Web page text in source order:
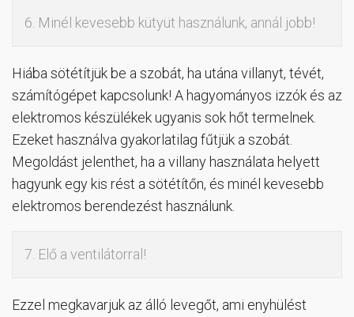
6. Minél kevesebb kütyüt használunk, annál jobb!
Hiába sötétítjük be a szobát, ha utána villanyt, tévét,
számítógépet kapcsolunk! A hagyományos izzók és az
elektromos készülékek ugyanis sok hőt termelnek.
Ezeket használva gyakorlatilag fűtjük a szobát.
Megoldást jelenthet, ha a villany használata helyett
hagyunk egy kis rést a sötétítőn, és minél kevesebb
elektromos berendezést használunk.
7. Elő a ventilátorral!
Ezzel megkavarjuk az álló levegőt, ami enyhülést